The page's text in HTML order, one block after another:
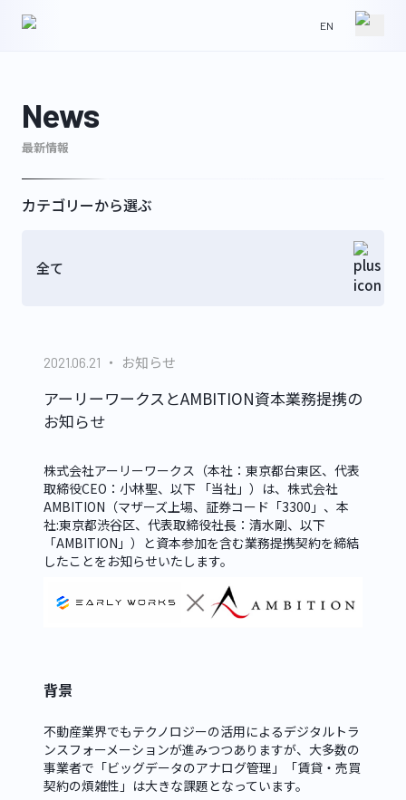
ABOUT
WORKS
GLS
EN
News
最新情報
カテゴリーから選ぶ
全て
2021.06.21 お知らせ
アーリーワークスとAMBITION資本業務提携の
お知らせ
株式会社アーリーワークス（本社：東京都台東区、代表
取締役CEO：小林聖、以下 「当社」）は、株式会社
AMBITION（マザーズ上場、証券コード「3300」、本
社:東京都渋谷区、代表取締役社長：清水剛、以下
「AMBITION」）と資本参加を含む業務提携契約を締結
したことをお知らせいたします。
背景
不動産業界でもテクノロジーの活用によるデジタルトラ
ンスフォーメーションが進みつつありますが、大多数の
事業者で「ビッグデータのアナログ管理」「賃貸・売買
契約の煩雑性」は大きな課題となっています。